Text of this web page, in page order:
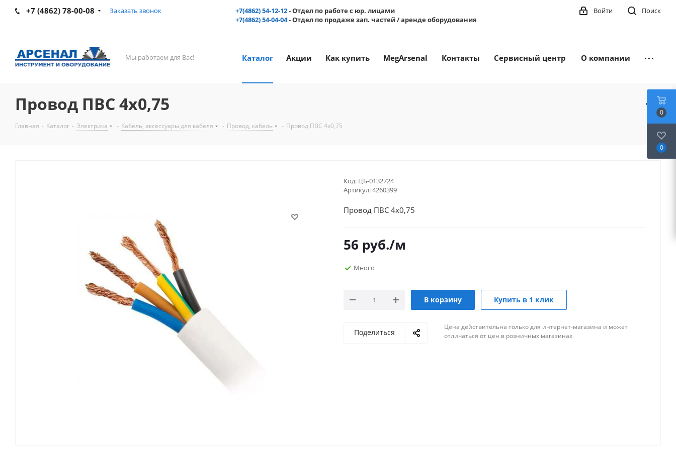
+7 (4862) 78-00-08 Заказать звонок +7(4862) 54-12-12- Отдел по работе с юр. лицами
+7(4862) 54-04-04- Отдел по продаже зап. частей / аренде оборудования
Поиск
Войти
Мы работаем для Вас! Каталог Акции Как купить MegArsenal Контакты Сервисный центр О компании
Провод ПВС 4х0,75
Главная - Каталог - Электрика - Кабель, аксессуары для кабеля - Провод, кабель - Провод ПВС 4х0,75
Код: ЦБ-0132724
Артикул:4260399
Провод ПВС 4х0,75
56 руб./м
Много
В корзину Купить в 1 клик
Поделиться
Цена действительна только для интернет-магазина и может
отличаться от цен в розничных магазинах
0
0